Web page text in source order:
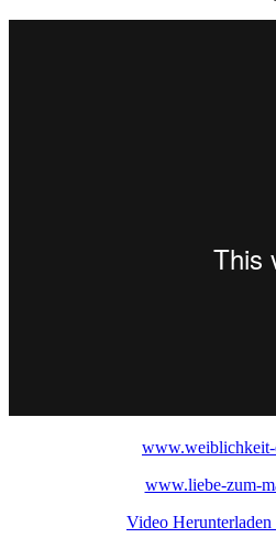
www.weiblichkeit-
www.liebe-zum-
Video